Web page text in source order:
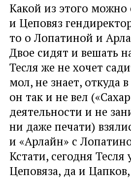
Какой из этого
и Цеповяз
то о Лопатиной и
Двое сидят и вешать
Тесля же не хочет
мол, не знает, откуда
он так и не вел
деятельности и не
ни даже печати)
и «Арлайн» с
Кстати, сегодня
Цеповяза, да и